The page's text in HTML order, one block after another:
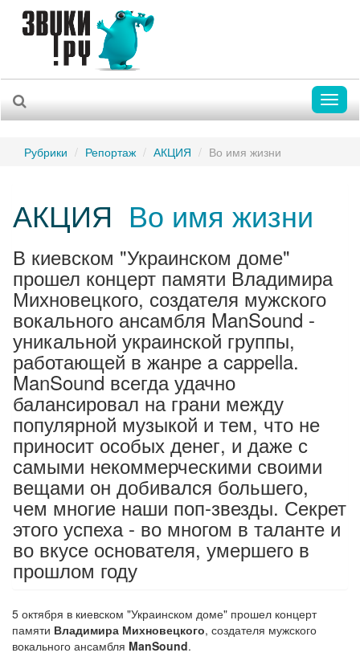
Рубрики Репортаж АКЦИЯ Во имя жизни
АКЦИЯ Во имя жизни
В киевском "Украинском доме"
прошел концерт памяти Владимира
Михновецкого, создателя мужского
вокального ансамбля ManSound -
уникальной украинской группы,
работающей в жанре a cappella.
ManSound всегда удачно
балансировал на грани между
популярной музыкой и тем, что не
приносит особых денег, и даже с
самыми некоммерческими своими
вещами он добивался большего,
чем многие наши поп-звезды. Секрет
этого успеха - во многом в таланте и
во вкусе основателя, умершего в
прошлом году
5 октября в киевском "Украинском доме" прошел концерт
памяти Владимира Михновецкого, создателя мужского
вокального ансамбля ManSound.